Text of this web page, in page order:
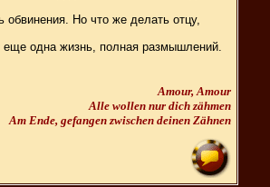
Но что же делать отцу,
еще одна жизнь, полная размышлений.
Amour, Amour
Alle wollen nur dich zähmen
Am Ende, gefangen zwischen deinen Zähnen